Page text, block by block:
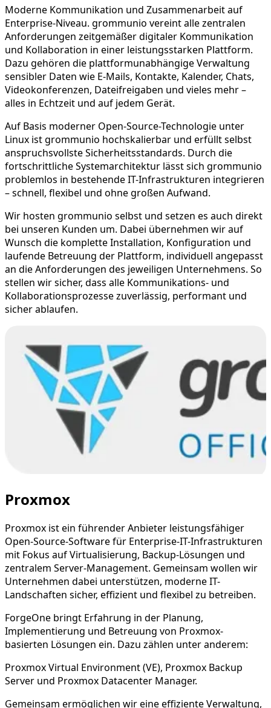
Moderne Kommunikation und Zusammenarbeit auf
Enterprise-Niveau. grommunio vereint alle zentralen
Anforderungen zeitgemäßer digitaler Kommunikation
und Kollaboration in einer leistungsstarken Plattform.
Dazu gehören die plattformunabhängige Verwaltung
sensibler Daten wie E-Mails, Kontakte, Kalender, Chats,
Videokonferenzen, Dateifreigaben und vieles mehr –
alles in Echtzeit und auf jedem Gerät.
Auf Basis moderner Open-Source-Technologie unter
Linux ist grommunio hochskalierbar und erfüllt selbst
anspruchsvollste Sicherheitsstandards. Durch die
fortschrittliche Systemarchitektur lässt sich grommunio
problemlos in bestehende IT-Infrastrukturen integrieren
– schnell, flexibel und ohne großen Aufwand.
Wir hosten grommunio selbst und setzen es auch direkt
bei unseren Kunden um. Dabei übernehmen wir auf
Wunsch die komplette Installation, Konfiguration und
laufende Betreuung der Plattform, individuell angepasst
an die Anforderungen des jeweiligen Unternehmens. So
stellen wir sicher, dass alle Kommunikations- und
Kollaborationsprozesse zuverlässig, performant und
sicher ablaufen.
Proxmox
Proxmox ist ein führender Anbieter leistungsfähiger
Open-Source-Software für Enterprise-IT-Infrastrukturen
mit Fokus auf Virtualisierung, Backup-Lösungen und
zentralem Server-Management. Gemeinsam wollen wir
Unternehmen dabei unterstützen, moderne IT-
Landschaften sicher, effizient und flexibel zu betreiben.
ForgeOne bringt Erfahrung in der Planung,
Implementierung und Betreuung von Proxmox-
basierten Lösungen ein. Dazu zählen unter anderem:
Proxmox Virtual Environment (VE), Proxmox Backup
Server und Proxmox Datacenter Manager.
Gemeinsam ermöglichen wir eine effiziente Verwaltung,